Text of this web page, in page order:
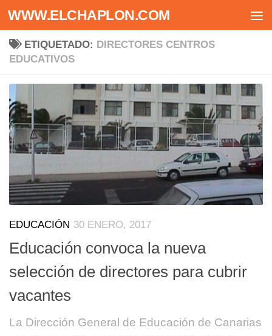
Saltar al contenido
WWW.ELCHAPLON.COM
ETIQUETADO: DIRECTORES CENTROS
EDUCATIVOS
EDUCACIÓN 30 ENERO, 2017
Educación convoca la nueva
selección de directores para cubrir
vacantes
La Dirección General de Educación de Canarias